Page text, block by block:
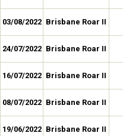
03/08/2022 Brisbane Roar II
24/07/2022 Brisbane Roar II
16/07/2022 Brisbane Roar II
08/07/2022 Brisbane Roar II
19/06/2022 Brisbane Roar II